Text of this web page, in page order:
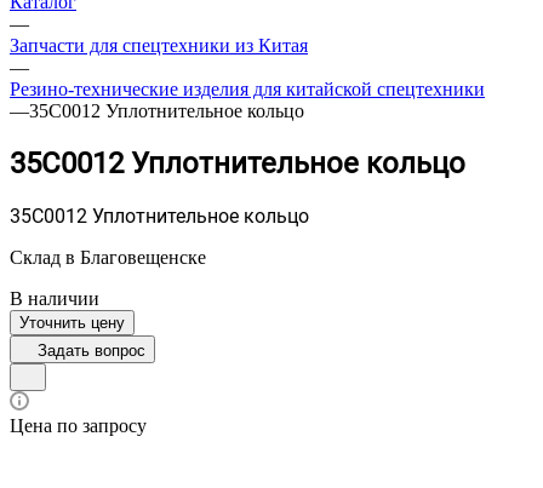
—
Запчасти для спецтехники из Китая
—
Резино-технические изделия для китайской спецтехники
—35C0012 Уплотнительное кольцо
35C0012 Уплотнительное кольцо
35C0012 Уплотнительное кольцо
Склад в Благовещенске
В наличии
Уточнить цену
Задать вопрос
Цена по запросу